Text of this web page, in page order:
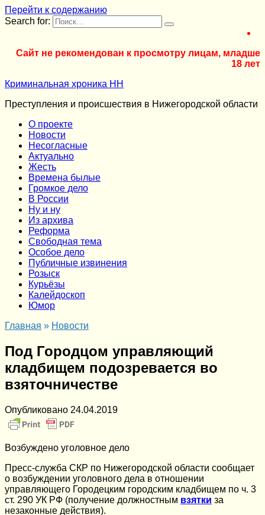
Перейти к содержанию
Search for:
Сайт не рекомендован к просмотру лицам, младше
18 лет
Криминальная хроника НН
Преступления и происшествия в Нижегородской области
О проекте
Новости
Несогласные
Актуально
Жесть
Времена былые
Громкое дело
В России
Ну и ну
Из архива
Реформа
Cвободная тема
Особое дело
Публичные извинения
Розыск
Курьёзы
Калейдоскоп
Юмор
Главная » Новости
Под Городцом управляющий
кладбищем подозревается во
взяточничестве
Опубликовано 24.04.2019
Возбуждено уголовное дело
Пресс-служба СКР по Нижегородской области сообщает
о возбуждении уголовного дела в отношении
управляющего Городецким городским кладбищем по ч. 3
ст. 290 УК РФ (получение должностным взятки за
незаконные действия).